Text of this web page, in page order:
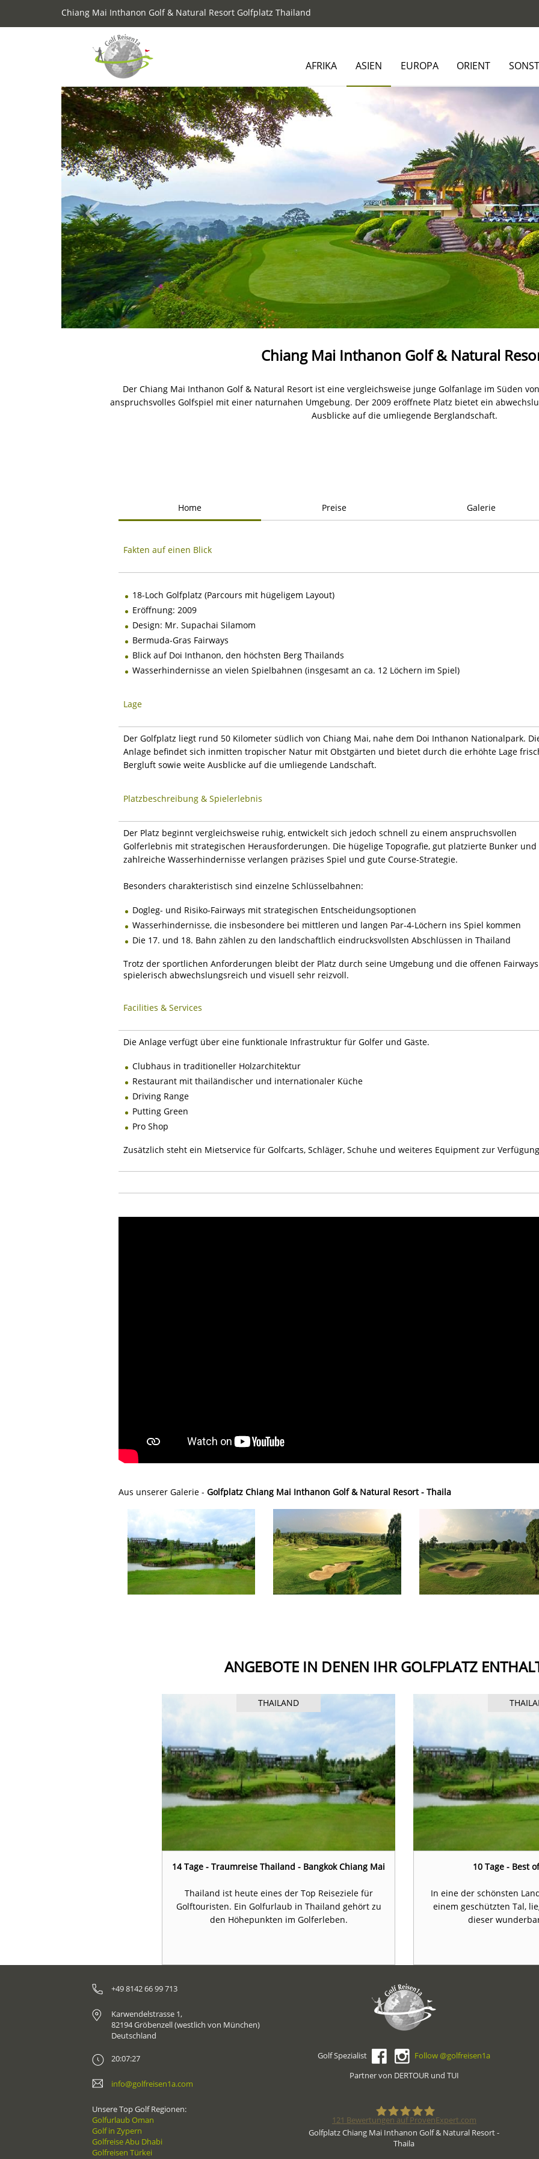
Chiang Mai Inthanon Golf & Natural Resort Golfplatz Thailand
AFRIKA ASIEN EUROPA ORIENT
Previous
Chiang Mai Inthanon Golf & Natural
Der Chiang Mai Inthanon Golf & Natural Resort ist eine vergleichsweise junge Golfanlage im Süden
anspruchsvolles Golfspiel mit einer naturnahen Umgebung. Der 2009 eröffnete Platz bietet ein
Ausblicke auf die umliegende Berglandschaft.
Home Preise Galerie
Fakten auf einen Blick
18-Loch Golfplatz (Parcours mit hügeligem Layout)
Eröffnung: 2009
Design: Mr. Supachai Silamom
Bermuda-Gras Fairways
Blick auf Doi Inthanon, den höchsten Berg Thailands
Wasserhindernisse an vielen Spielbahnen (insgesamt an ca. 12 Löchern im Spiel)
Lage
Der Golfplatz liegt rund 50 Kilometer südlich von Chiang Mai, nahe dem Doi Inthanon Nationalpark.
Anlage befindet sich inmitten tropischer Natur mit Obstgärten und bietet durch die erhöhte Lage
Bergluft sowie weite Ausblicke auf die umliegende Landschaft.
Platzbeschreibung & Spielerlebnis
Der Platz beginnt vergleichsweise ruhig, entwickelt sich jedoch schnell zu einem anspruchsvollen
Golferlebnis mit strategischen Herausforderungen. Die hügelige Topografie, gut platzierte Bunker und
zahlreiche Wasserhindernisse verlangen präzises Spiel und gute Course-Strategie.
Besonders charakteristisch sind einzelne Schlüsselbahnen:
Dogleg- und Risiko-Fairways mit strategischen Entscheidungsoptionen
Wasserhindernisse, die insbesondere bei mittleren und langen Par-4-Löchern ins Spiel kommen
Die 17. und 18. Bahn zählen zu den landschaftlich eindrucksvollsten Abschlüssen in Thailand
Trotz der sportlichen Anforderungen bleibt der Platz durch seine Umgebung und die offenen Fairways
spielerisch abwechslungsreich und visuell sehr reizvoll.
Facilities & Services
Die Anlage verfügt über eine funktionale Infrastruktur für Golfer und Gäste.
Clubhaus in traditioneller Holzarchitektur
Restaurant mit thailändischer und internationaler Küche
Driving Range
Putting Green
Pro Shop
Zusätzlich steht ein Mietservice für Golfcarts, Schläger, Schuhe und weiteres Equipment zur
Aus unserer Galerie - Golfplatz Chiang Mai Inthanon Golf & Natural Resort - Thaila
ANGEBOTE IN DENEN IHR GOLFPLATZ
THAILAND
14 Tage - Traumreise Thailand - Bangkok Chiang Mai
Thailand ist heute eines der Top Reiseziele für
Golftouristen. Ein Golfurlaub in Thailand gehört zu
den Höhepunkten im Golferleben.
10 Tage - Best
In eine der schönsten
einem geschützten Tal,
dieser
+49 8142 66 99 713
Karwendelstrasse 1,
82194 Gröbenzell (westlich von München)
Deutschland
20:07:27
info@golfreisen1a.com
Unsere Top Golf Regionen:
Golfurlaub Oman
Golf in Zypern
Golfreise Abu Dhabi
Golfreisen Türkei
Golf Spezialist
Follow @golfreisen1a
Partner von DERTOUR und TUI
Golfreisen1a - Golfreisen vom
121 Bewertungen auf ProvenExpert.com
Golfplatz Chiang Mai Inthanon Golf & Natural Resort -
Thaila